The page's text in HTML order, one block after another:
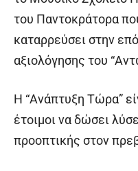
του Παντοκράτορα
καταρρεύσει στην
αξιολόγησης του
Η “Ανάπτυξη Τώρα”
έτοιμοι να δώσει
προοπτικής στον